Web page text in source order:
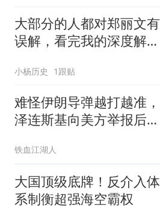
大部分的人都对郑丽文有
误解，看完我的深度解析
小杨历史 1跟贴
难怪伊朗导弹越打越准，
泽连斯基向美方举报后，
铁血江湖人
大国顶级底牌！反介入体
系制衡超强海空霸权